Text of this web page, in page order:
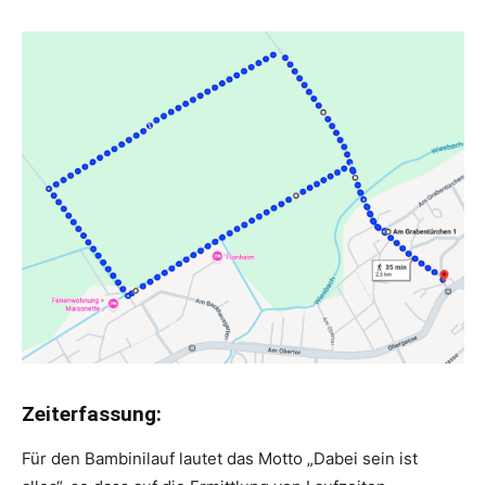
Zeiterfassung:
Für den Bambinilauf lautet das Motto „Dabei sein ist